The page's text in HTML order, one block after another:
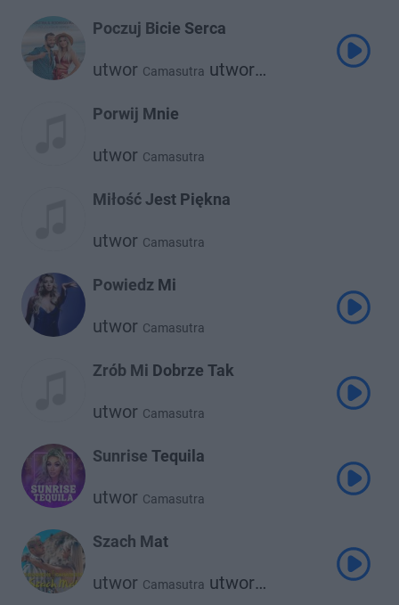
Poczuj Bicie Serca
utwor Camasutra utwor
Porwij Mnie
utwor Camasutra
Miłość Jest Piękna
utwor Camasutra
Powiedz Mi
utwor Camasutra
Zrób Mi Dobrze Tak
utwor Camasutra
Sunrise Tequila
utwor Camasutra
Szach Mat
utwor Camasutra utwor